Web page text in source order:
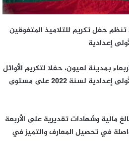
حفل تكريم للتلاميذ المتفوقين
إعدادية
بمدينة لعيون، حفلا لتكريم الأوائل
في مسابقة دخول السنة الأولى إعدادية لسنة 2022 على مستوى
مالية وشهادات تقديرية على الأربعة
في تحصيل المعارف والتميز في